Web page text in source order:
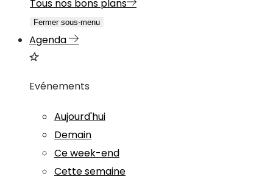
Tous nos bons plans
Fermer sous-menu
Agenda
Evénements
Aujourd'hui
Demain
Ce week-end
Cette semaine